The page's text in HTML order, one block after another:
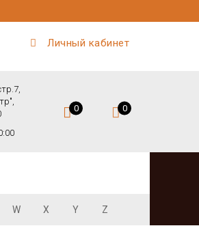
Личный кабинет
0 0
W X Y Z